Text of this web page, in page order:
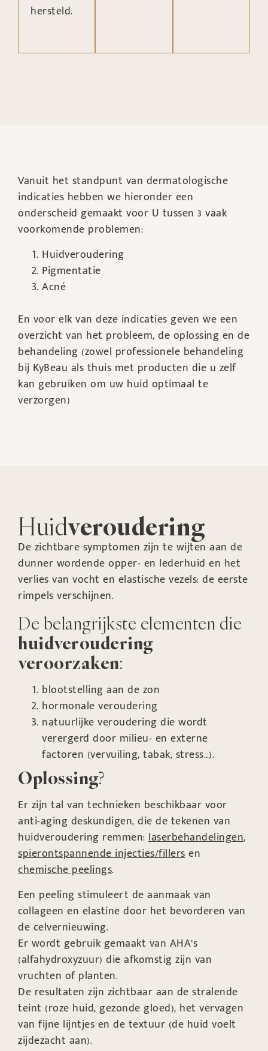
hersteld.
Vanuit het standpunt van dermatologische
indicaties hebben we hieronder een
onderscheid gemaakt voor U tussen 3 vaak
voorkomende problemen:
Huidveroudering
Pigmentatie
Acné
En voor elk van deze indicaties geven we een
overzicht van het probleem, de oplossing en de
behandeling (zowel professionele behandeling
bij KyBeau als thuis met producten die u zelf
kan gebruiken om uw huid optimaal te
verzorgen)
Huidveroudering
De zichtbare symptomen zijn te wijten aan de
dunner wordende opper- en lederhuid en het
verlies van vocht en elastische vezels: de eerste
rimpels verschijnen.
De belangrijkste elementen die
huidveroudering
veroorzaken:
blootstelling aan de zon
hormonale veroudering
natuurlijke veroudering die wordt
verergerd door milieu- en externe
factoren (vervuiling, tabak, stress…).
Oplossing?
Er zijn tal van technieken beschikbaar voor
anti-aging deskundigen, die de tekenen van
huidveroudering remmen: laserbehandelingen,
spierontspannende injecties/fillersen
chemische peelings.
Een peeling stimuleert de aanmaak van
collageen en elastine door het bevorderen van
de celvernieuwing.
Er wordt gebruik gemaakt van AHA’s
(alfahydroxyzuur) die afkomstig zijn van
vruchten of planten.
De resultaten zijn zichtbaar aan de stralende
teint (roze huid, gezonde gloed), het vervagen
van fijne lijntjes en de textuur (de huid voelt
zijdezacht aan).